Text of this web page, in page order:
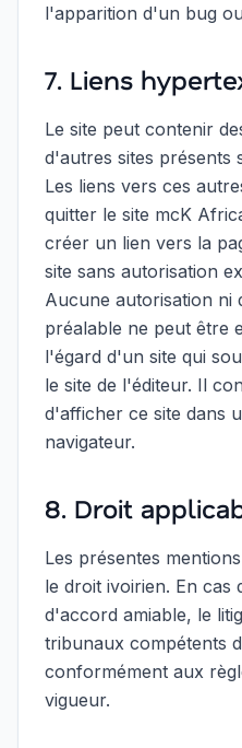
l'apparition d'un bug
7. Liens
Le site peut contenir
d'autres sites présents
Les liens vers ces
quitter le site mcK
créer un lien vers la
site sans autorisation
Aucune autorisation ni
préalable ne peut être
l'égard d'un site qui
le site de l'éditeur. Il
d'afficher ce site dans
navigateur.
8. Droit
Les présentes
le droit ivoirien. En cas
d'accord amiable, le
tribunaux compétents
conformément aux
vigueur.